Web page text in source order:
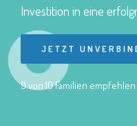
Investition in eine
JETZT
9 von 10 Familien